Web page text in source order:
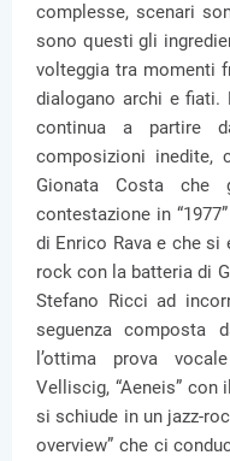
complesse, scenari
sono questi gli
volteggia tra momenti
dialogano archi e fiati.
continua a partire
composizioni
Gionata Costa che
contestazione in
di Enrico Rava e che si
rock con la batteria di
Stefano Ricci ad
seguenza composta
l’ottima prova
Velliscig, “Aeneis”
si schiude in un jazz-
overview” che ci